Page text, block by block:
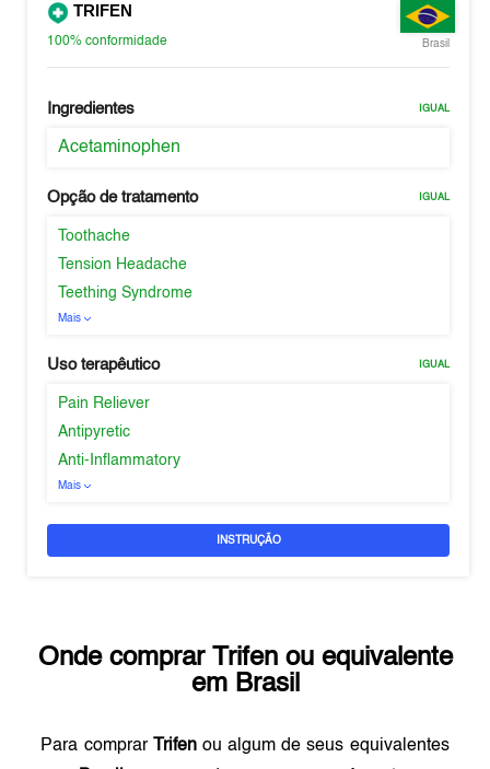
TRIFEN
100%conformidade Brasil
Ingredientes IGUAL
Acetaminophen
Opção de tratamento IGUAL
Toothache
Tension Headache
Teething Syndrome
Mais
Uso terapêutico IGUAL
Pain Reliever
Antipyretic
Anti-Inflammatory
Mais
INSTRUÇÃO
Onde comprar Trifenou equivalente
em Brasil
Para comprar Trifenou algum de seus equivalentes